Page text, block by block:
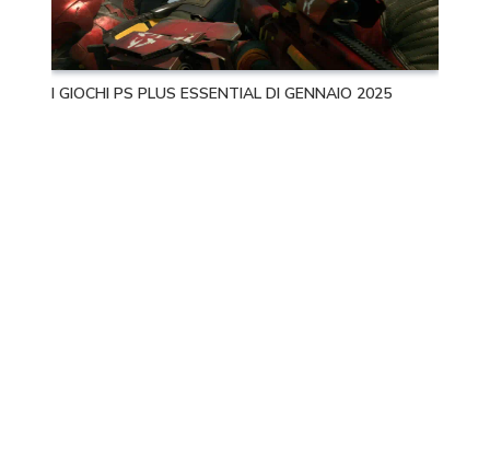
I GIOCHI PS PLUS ESSENTIAL DI GENNAIO 2025